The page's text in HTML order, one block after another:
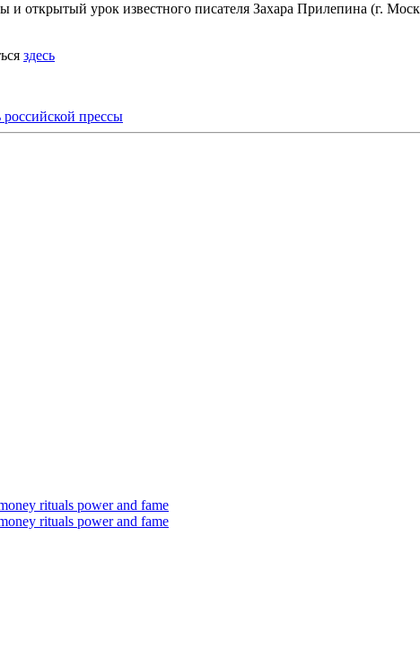
открытый урок известного писателя Захара Прилепина (г.
здесь
rituals power and fame
rituals power and fame